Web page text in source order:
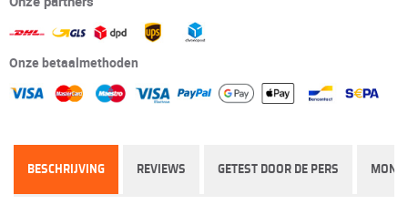
Onze betaalmethoden
BESCHRIJVING REVIEWS GETEST DOOR DE PERS